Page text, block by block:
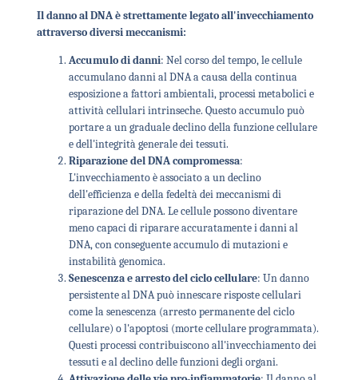
Il danno al DNA è strettamente legato all'invecchiamento
attraverso diversi meccanismi:
Accumulo di danni: Nel corso del tempo, le cellule
accumulano danni al DNA a causa della continua
esposizione a fattori ambientali, processi metabolici e
attività cellulari intrinseche. Questo accumulo può
portare a un graduale declino della funzione cellulare
e dell'integrità generale dei tessuti.
Riparazione del DNA compromessa:
L'invecchiamento è associato a un declino
dell'efficienza e della fedeltà dei meccanismi di
riparazione del DNA. Le cellule possono diventare
meno capaci di riparare accuratamente i danni al
DNA, con conseguente accumulo di mutazioni e
instabilità genomica.
Senescenza e arresto del ciclo cellulare: Un danno
persistente al DNA può innescare risposte cellulari
come la senescenza (arresto permanente del ciclo
cellulare) o l'apoptosi (morte cellulare programmata).
Questi processi contribuiscono all'invecchiamento dei
tessuti e al declino delle funzioni degli organi.